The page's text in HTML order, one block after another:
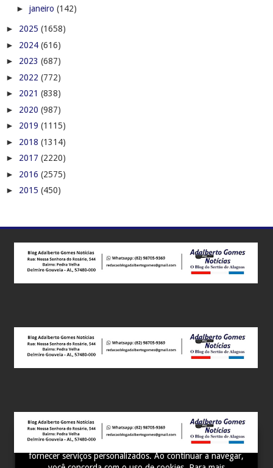
Este site utiliza cookies para melhorar sua experiência e
fornecer serviços personalizados. Ao continuar a navegar,
► janeiro (142)
► 2025 (1658)
► 2024 (616)
► 2023 (687)
► 2022 (772)
► 2021 (838)
► 2020 (987)
► 2019 (1115)
► 2018 (1314)
► 2017 (2220)
► 2016 (2575)
► 2015 (450)